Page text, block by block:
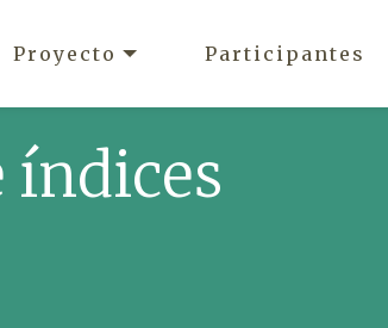
Proyecto Participantes
índices